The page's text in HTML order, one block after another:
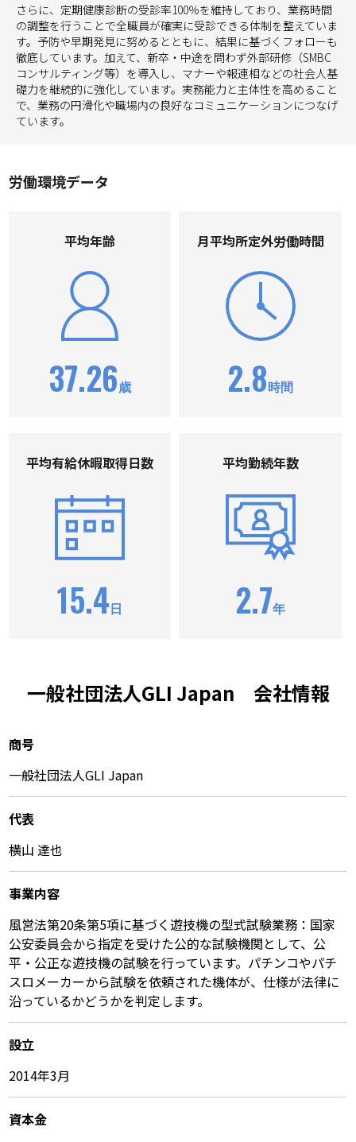
さらに、定期健康診断の受診率100％を維持しており、業務時間
の調整を行うことで全職員が確実に受診できる体制を整えていま
す。予防や早期発見に努めるとともに、結果に基づくフォローも
徹底しています。加えて、新卒・中途を問わず外部研修（SMBC
コンサルティング等）を導入し、マナーや報連相などの社会人基
礎力を継続的に強化しています。実務能力と主体性を高めること
で、業務の円滑化や職場内の良好なコミュニケーションにつなげ
ています。
労働環境データ
平均年齢
37.26歳
⽉平均所定外労働時間
2.8時間
平均有給休暇取得⽇数
15.4日
平均勤続年数
2.7年
一般社団法人GLI Japan 会社情報
商号
一般社団法人GLI Japan
代表
横山 達也
事業内容
風営法第20条第5項に基づく遊技機の型式試験業務：国家
公安委員会から指定を受けた公的な試験機関として、公
平・公正な遊技機の試験を行っています。パチンコやパチ
スロメーカーから試験を依頼された機体が、仕様が法律に
沿っているかどうかを判定します。
設立
2014年3月
資本金